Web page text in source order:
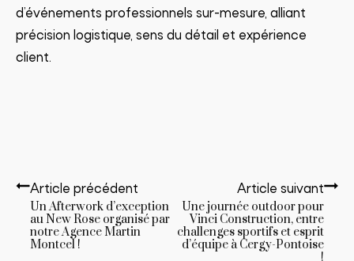
d’événements professionnels sur-mesure, alliant
précision logistique, sens du détail et expérience
client.
Article précédent
Un Afterwork d’exception
au New Rose organisé par
notre Agence Martin
Montcel !
Article suivant
Une journée outdoor pour
Vinci Construction, entre
challenges sportifs et esprit
d’équipe à Cergy-Pontoise
!